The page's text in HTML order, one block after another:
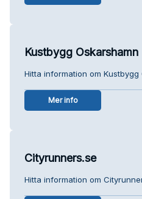
Kustbygg Oskarshamn
Hitta information om
Mer info
Cityrunners.se
Hitta information om